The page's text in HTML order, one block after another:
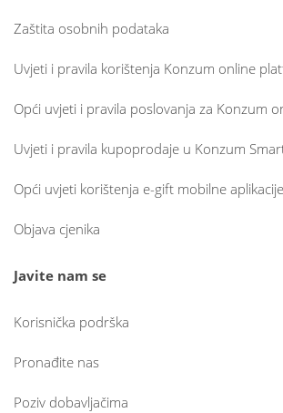
Zaštita osobnih podataka
Uvjeti i pravila korištenja Konzum online
Opći uvjeti i pravila poslovanja za Konzum
Uvjeti i pravila kupoprodaje u Konzum
Opći uvjeti korištenja e-gift mobilne aplikacije
Objava cjenika
Javite nam se
Korisnička podrška
Pronađite nas
Poziv dobavljačima